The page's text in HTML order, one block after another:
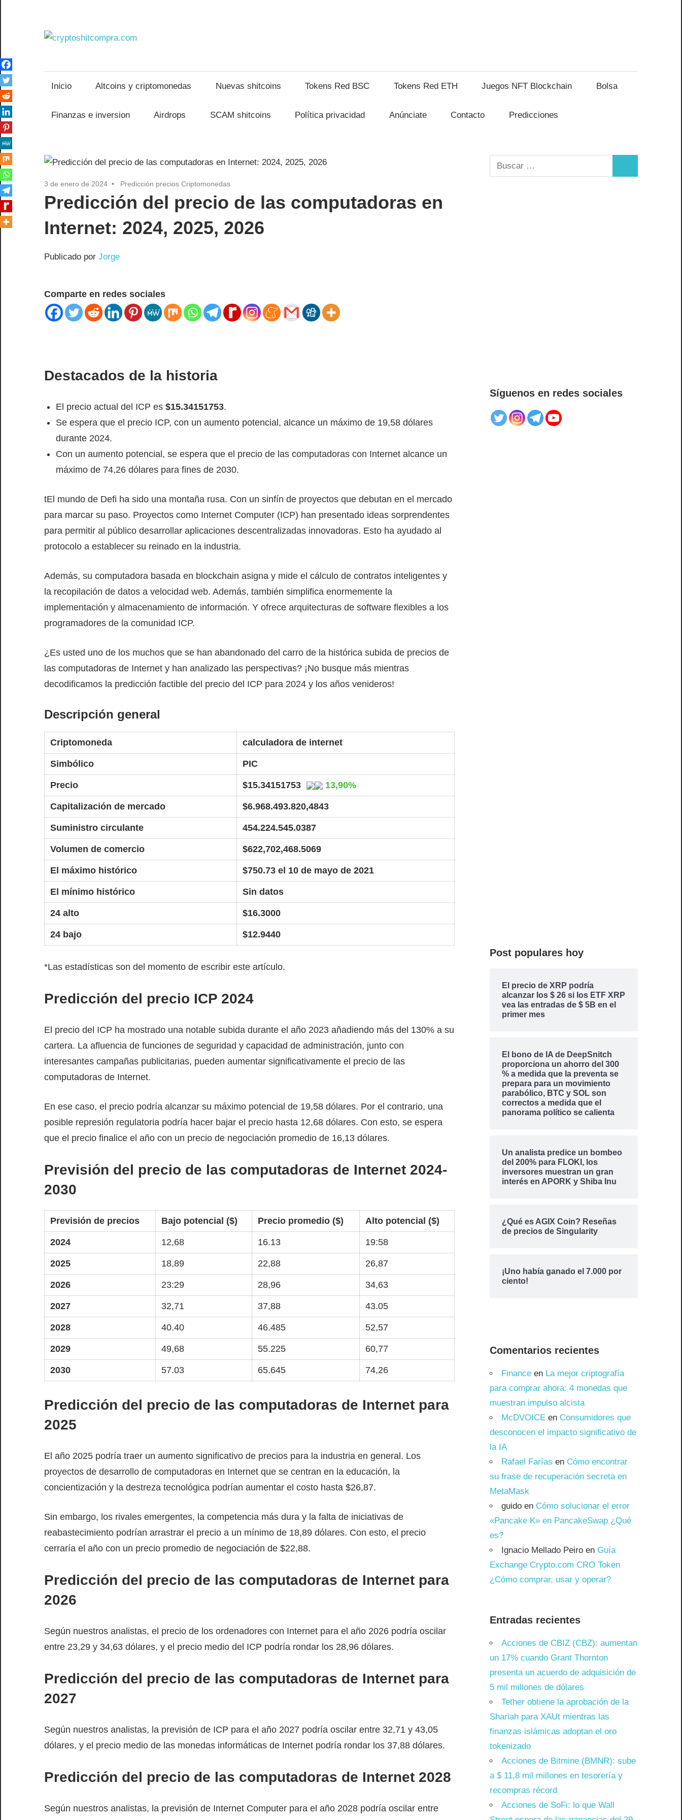
contenido
Inicio Altcoins y criptomonedas Nuevas shitcoins Tokens Red BSC Tokens Red ETH Juegos NFT Blockchain Bolsa
Finanzas e inversion Airdrops SCAM shitcoins Política privacidad Anúnciate Contacto Predicciones
3 de enero de 2024 Predicción precios Criptomonedas
Predicción del precio de las computadoras en
Internet: 2024, 2025, 2026
Publicado por Jorge
Comparte en redes sociales
Destacados de la historia
El precio actual del ICP es $15.34151753.
Se espera que el precio ICP, con un aumento potencial, alcance un máximo de 19,58 dólares
durante 2024.
Con un aumento potencial, se espera que el precio de las computadoras con Internet alcance un
máximo de 74,26 dólares para fines de 2030.
tEl mundo de Defi ha sido una montaña rusa. Con un sinfín de proyectos que debutan en el mercado
para marcar su paso. Proyectos como Internet Computer (ICP) han presentado ideas sorprendentes
para permitir al público desarrollar aplicaciones descentralizadas innovadoras. Esto ha ayudado al
protocolo a establecer su reinado en la industria.
Además, su computadora basada en blockchain asigna y mide el cálculo de contratos inteligentes y
la recopilación de datos a velocidad web. Además, también simplifica enormemente la
implementación y almacenamiento de información. Y ofrece arquitecturas de software flexibles a los
programadores de la comunidad ICP.
¿Es usted uno de los muchos que se han abandonado del carro de la histórica subida de precios de
las computadoras de Internet y han analizado las perspectivas? ¡No busque más mientras
decodificamos la predicción factible del precio del ICP para 2024 y los años venideros!
Descripción general
Criptomoneda calculadora de internet
Simbólico PIC
Precio $15.34151753 13,90%
Capitalización de mercado $6.968.493.820,4843
Suministro circulante 454.224.545.0387
Volumen de comercio $622,702,468.5069
El máximo histórico $750.73 el 10 de mayo de 2021
El mínimo histórico Sin datos
24 alto $16.3000
24 bajo $12.9440
*Las estadísticas son del momento de escribir este artículo.
Predicción del precio ICP 2024
El precio del ICP ha mostrado una notable subida durante el año 2023 añadiendo más del 130% a su
cartera. La afluencia de funciones de seguridad y capacidad de administración, junto con
interesantes campañas publicitarias, pueden aumentar significativamente el precio de las
computadoras de Internet.
En ese caso, el precio podría alcanzar su máximo potencial de 19,58 dólares. Por el contrario, una
posible represión regulatoria podría hacer bajar el precio hasta 12,68 dólares. Con esto, se espera
que el precio finalice el año con un precio de negociación promedio de 16,13 dólares.
Previsión del precio de las computadoras de Internet 2024-
2030
Previsión de precios Bajo potencial ($) Precio promedio ($) Alto potencial ($)
2024 12,68 16.13 19:58
2025 18,89 22,88 26,87
2026 23:29 28,96 34,63
2027 32,71 37,88 43.05
2028 40.40 46.485 52,57
2029 49,68 55.225 60,77
2030 57.03 65.645 74,26
Predicción del precio de las computadoras de Internet para
2025
El año 2025 podría traer un aumento significativo de precios para la industria en general. Los
proyectos de desarrollo de computadoras en Internet que se centran en la educación, la
concientización y la destreza tecnológica podrían aumentar el costo hasta $26,87.
Sin embargo, los rivales emergentes, la competencia más dura y la falta de iniciativas de
reabastecimiento podrían arrastrar el precio a un mínimo de 18,89 dólares. Con esto, el precio
cerraría el año con un precio promedio de negociación de $22,88.
Predicción del precio de las computadoras de Internet para
2026
Según nuestros analistas, el precio de los ordenadores con Internet para el año 2026 podría oscilar
entre 23,29 y 34,63 dólares, y el precio medio del ICP podría rondar los 28,96 dólares.
Predicción del precio de las computadoras de Internet para
2027
Según nuestros analistas, la previsión de ICP para el año 2027 podría oscilar entre 32,71 y 43,05
dólares, y el precio medio de las monedas informáticas de Internet podría rondar los 37,88 dólares.
Predicción del precio de las computadoras de Internet 2028
Según nuestros analistas, la previsión de Internet Computer para el año 2028 podría oscilar entre
Buscar:
Síguenos en redes sociales
Post populares hoy
El precio de XRP podría
alcanzar los $ 26 si los ETF XRP
vea las entradas de $ 5B en el
primer mes
El bono de IA de DeepSnitch
proporciona un ahorro del 300
% a medida que la preventa se
prepara para un movimiento
parabólico, BTC y SOL son
correctos a medida que el
panorama político se calienta
Un analista predice un bombeo
del 200% para FLOKI, los
inversores muestran un gran
interés en APORK y Shiba Inu
¿Qué es AGIX Coin? Reseñas
de precios de Singularity
¡Uno había ganado el 7.000 por
ciento!
Comentarios recientes
Financeen La mejor criptografía
para comprar ahora: 4 monedas que
muestran impulso alcista
McDVOICEen Consumidores que
desconocen el impacto significativo de
la IA
Rafael Farías en Cómo encontrar
su frase de recuperación secreta en
MetaMask
guidoen Cómo solucionar el error
«Pancake K» en PancakeSwap ¿Qué
es?
Ignacio Mellado Peiroen Guía
Exchange Crypto.com CRO Token
¿Cómo comprar, usar y operar?
Entradas recientes
Acciones de CBIZ (CBZ): aumentan
un 17% cuando Grant Thornton
presenta un acuerdo de adquisición de
5 mil millones de dólares
Tether obtiene la aprobación de la
Shariah para XAUt mientras las
finanzas islámicas adoptan el oro
tokenizado
Acciones de Bitmine (BMNR): sube
a $ 11,8 mil millones en tesorería y
recompras récord
Acciones de SoFi: lo que Wall